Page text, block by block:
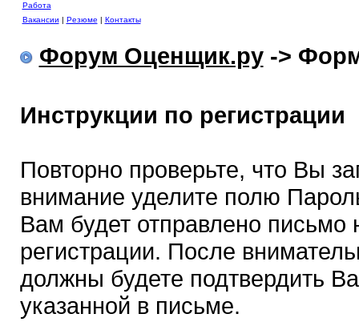
Работа
Вакансии | Резюме | Контакты
Форум Оценщик.ру->
Инструкции по регистрации
Повторно проверьте, что Вы
внимание уделите полю
Вам будет отправлено
регистрации. После
должны будете подтвердить
указанной в письме.